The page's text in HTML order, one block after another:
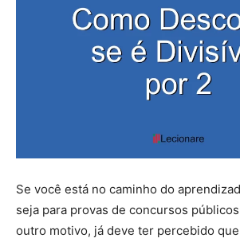
Se você está no caminho do
seja para provas de concursos
outro motivo, já deve ter percebido